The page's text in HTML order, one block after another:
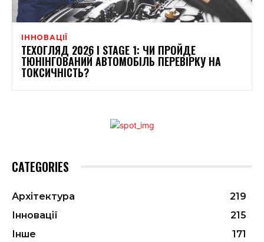
ІННОВАЦІЇ
ТЕХОГЛЯД 2026 І STAGE 1: ЧИ ПРОЙДЕ
ТЮНІНГОВАНИЙ АВТОМОБІЛЬ ПЕРЕВІРКУ НА
ТОКСИЧНІСТЬ?
CATEGORIES
Архітектура
219
Інновації
215
Інше
171